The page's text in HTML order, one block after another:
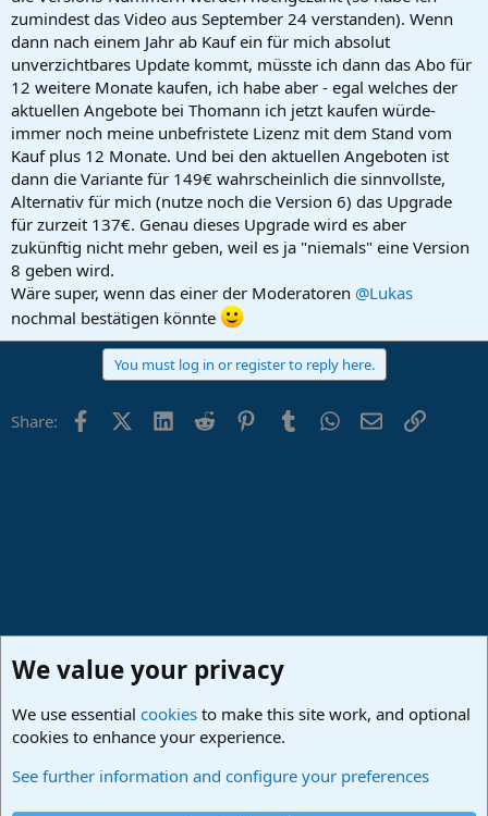
zumindest das Video aus September 24 verstanden). Wenn
dann nach einem Jahr ab Kauf ein für mich absolut
unverzichtbares Update kommt, müsste ich dann das Abo für
12 weitere Monate kaufen, ich habe aber - egal welches der
aktuellen Angebote bei Thomann ich jetzt kaufen würde-
immer noch meine unbefristete Lizenz mit dem Stand vom
Kauf plus 12 Monate. Und bei den aktuellen Angeboten ist
dann die Variante für 149€ wahrscheinlich die sinnvollste,
Alternativ für mich (nutze noch die Version 6) das Upgrade
für zurzeit 137€. Genau dieses Upgrade wird es aber
zukünftig nicht mehr geben, weil es ja "niemals" eine Version
8 geben wird.
Wäre super, wenn das einer der Moderatoren @Lukas
nochmal bestätigen könnte
You must log in or register to reply here.
Share: FacebookX (Twitter)
LinkedIn
Reddit PinterestTumblrWhatsApp
EmailLink
We value your privacy
We use essential cookies to make this site work, and optional
cookies to enhance your experience.
See further information and configure your preferences